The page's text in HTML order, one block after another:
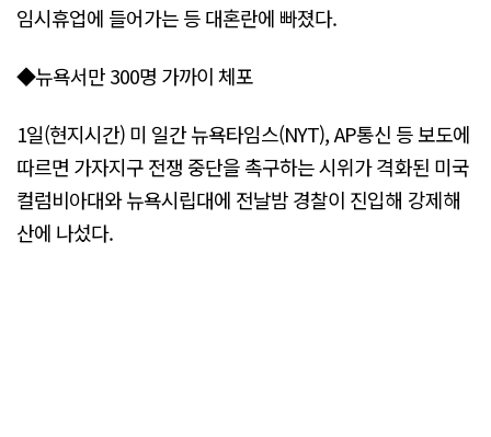
임시휴업에 들어가는 등 대혼란에 빠졌다.
◆뉴욕서만 300명 가까이 체포
1일(현지시간) 미 일간 뉴욕타임스(NYT), AP통신 등 보도에
따르면 가자지구 전쟁 중단을 촉구하는 시위가 격화된 미국
컬럼비아대와 뉴욕시립대에 전날밤 경찰이 진입해 강제해
산에 나섰다.